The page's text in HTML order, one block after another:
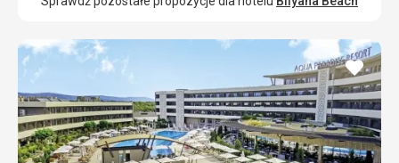
dodaj
do